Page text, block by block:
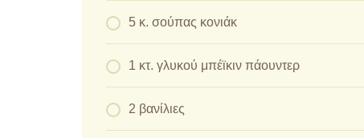
5 κ. σούπας κονιάκ
1 κτ. γλυκού μπέϊκιν πάουντερ
2 βανίλιες